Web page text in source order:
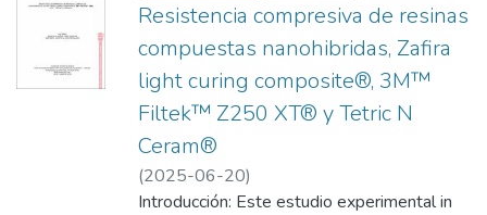
Resistencia compresiva de resinas
compuestas nanohibridas, Zafira
light curing composite®, 3M™
Filtek™ Z250 XT® y Tetric N
Ceram®
(2025-06-20)
Restrepo Montoya, Juan Fernando;
Introducción: Este estudio experimental in